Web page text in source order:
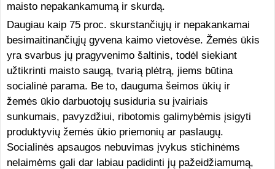
maisto nepakankamumą ir skurdą.
Daugiau kaip 75 proc. skurstančiųjų ir nepakankamai
besimaitinančiųjų gyvena kaimo vietovėse. Žemės ūkis
yra svarbus jų pragyvenimo šaltinis, todėl siekiant
užtikrinti maisto saugą, tvarią plėtrą, jiems būtina
socialinė parama. Be to, dauguma šeimos ūkių ir
žemės ūkio darbuotojų susiduria su įvairiais
sunkumais, pavyzdžiui, ribotomis galimybėmis įsigyti
produktyvių žemės ūkio priemonių ar paslaugų.
Socialinės apsaugos nebuvimas įvykus stichinėms
nelaimėms gali dar labiau padidinti jų pažeidžiamumą,